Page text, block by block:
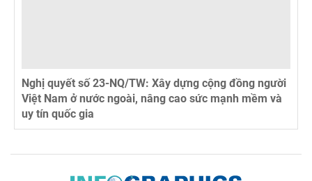
dựng cộng đồng người
sức mạnh mềm và
Nghị quyết số 23-NQ/TW:
ngoài là bộ phận đặc biệt